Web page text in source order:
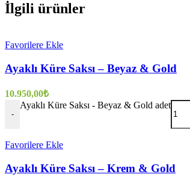
İlgili ürünler
Favorilere Ekle
Ayaklı Küre Saksı – Beyaz & Gold
10.950,00₺
-
Ayaklı Küre Saksı - Beyaz & Gold adet
Favorilere Ekle
Ayaklı Küre Saksı – Krem & Gold